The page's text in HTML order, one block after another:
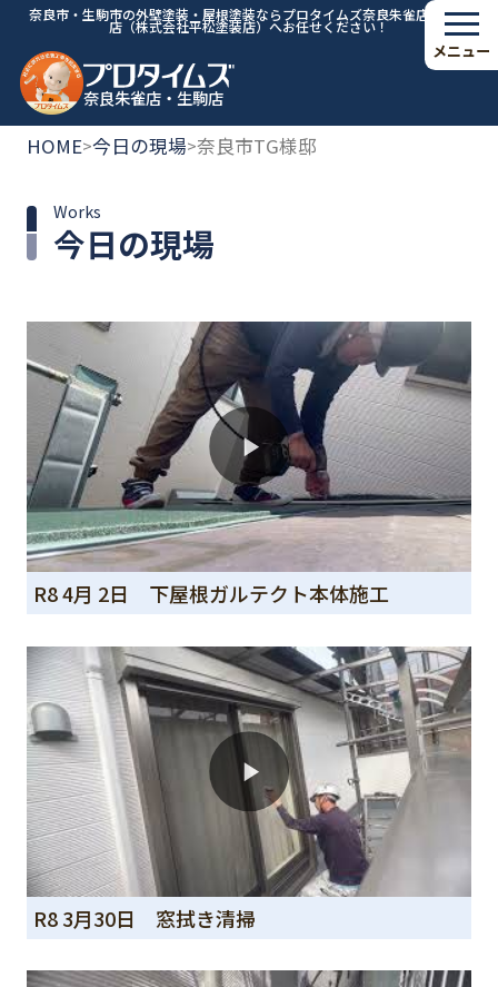
奈良市・生駒市の外壁塗装・屋根塗装ならプロタイムズ奈良朱雀店・生駒
店（株式会社平松塗装店）へお任せください！
奈良朱雀店・生駒店
メニュー
HOME>今日の現場>奈良市TG様邸
今日の現場
Works
R8 4月 2日 下屋根ガルテクト本体施工
R8 3月30日 窓拭き清掃